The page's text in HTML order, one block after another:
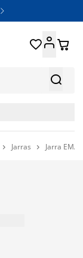


 
 Jarras  Jarra